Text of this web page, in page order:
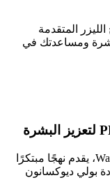
المتقدمة
ومساعدتك في
برنامج Ultracol، المعروف أيضًا باسم Water Silk، يقدم نهجًا مبتكرًا
بولي ديوكسانون